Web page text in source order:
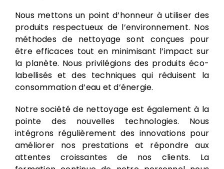
Nous mettons un point d’honneur à utiliser des
produits respectueux de l’environnement. Nos
méthodes de nettoyage sont conçues pour
être efficaces tout en minimisant l’impact sur
la planète. Nous privilégions des produits éco-
labellisés et des techniques qui réduisent la
consommation d’eau et d’énergie.
Notre société de nettoyage est également à la
pointe des nouvelles technologies. Nous
intégrons régulièrement des innovations pour
améliorer nos prestations et répondre aux
attentes croissantes de nos clients. La